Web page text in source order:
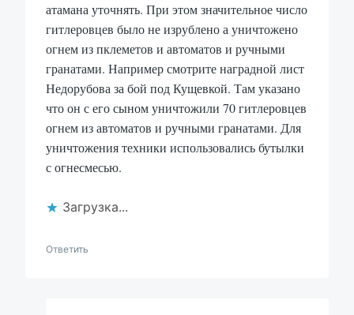
атамана уточнять. При этом значительное число
гитлеровцев было не изрублено а уничтожено
огнем из пклеметов и автоматов и ручными
гранатами. Например смотрите наградной лист
Недорубова за бой под Кущевкой. Там указано
что он с его сыном уничтожили 70 гитлеровцев
огнем из автоматов и ручными гранатами. Для
уничтожения техники использовались бутылки
с огнесмесью.
Загрузка...
Ответить